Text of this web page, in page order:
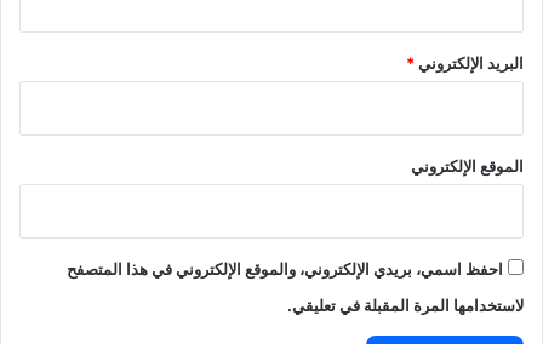
البريد الإلكتروني*
الموقع الإلكتروني
احفظ اسمي، بريدي الإلكتروني، والموقع الإلكتروني في هذا المتصفح
لاستخدامها المرة المقبلة في تعليقي.